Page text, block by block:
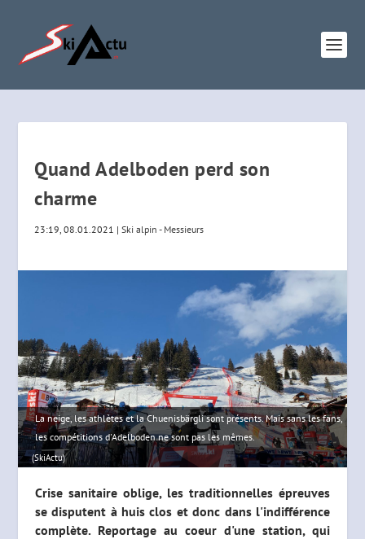
Quand Adelboden perd son
charme
23:19, 08.01.2021 |Ski alpin - Messieurs
La neige, les athlètes et la Chuenisbärgli sont présents. Mais sans les fans,
les compétitions d'Adelboden ne sont pas les mêmes.
(SkiActu)
Crise sanitaire oblige, les traditionnelles épreuves
se disputent à huis clos et donc dans l'indifférence
complète. Reportage au coeur d'une station, qui